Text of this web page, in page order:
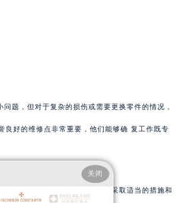
题，但对于复杂的损伤或需要更换零件的情况，
良好的维修点非常重要，他们能够确 复工作既专
损时，请不要轻易放弃它。通过采取适当的措施和
关闭